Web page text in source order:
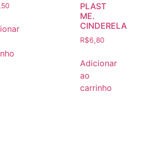
PLAST
ME.
CINDERELA
R$6,80
Adicionar
ao
carrinho